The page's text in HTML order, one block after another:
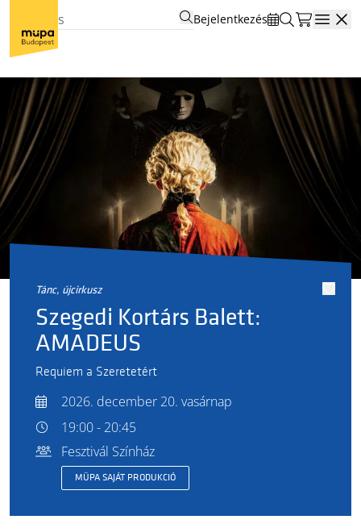
Bejelentkezés
tánc, újcirkusz
Szegedi Kortárs Balett:
AMADEUS
Requiem a Szeretetért
2026. december 20. vasárnap
19:00 - 20:45
Fesztivál Színház
MÜPA SAJÁT PRODUKCIÓ